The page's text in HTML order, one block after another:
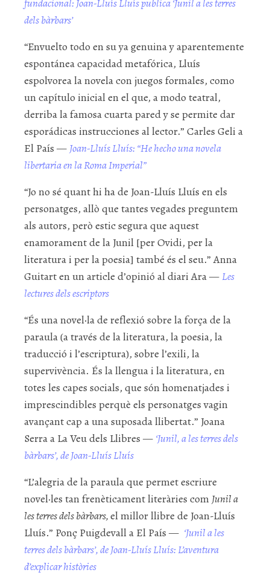
fundacional: Joan-Lluís Lluís publica ‘Junil a les terres
dels bàrbars’
“Envuelto todo en su ya genuina y aparentemente
espontánea capacidad metafórica, Lluís
espolvorea la novela con juegos formales, como
un capítulo inicial en el que, a modo teatral,
derriba la famosa cuarta pared y se permite dar
esporádicas instrucciones al lector.” Carles Geli a
El País — Joan-Lluís Lluís: “He hecho una novela
libertaria en la Roma Imperial”
“Jo no sé quant hi ha de Joan-Lluís Lluís en els
personatges, allò que tantes vegades preguntem
als autors, però estic segura que aquest
enamorament de la Junil [per Ovidi, per la
literatura i per la poesia] també és el seu.” Anna
Guitart en un article d’opinió al diari Ara — Les
lectures dels escriptors
“És una novel·la de reflexió sobre la força de la
paraula (a través de la literatura, la poesia, la
traducció i l’escriptura), sobre l’exili, la
supervivència. És la llengua i la literatura, en
totes les capes socials, que són homenatjades i
imprescindibles perquè els personatges vagin
avançant cap a una suposada llibertat.” Joana
Serra a La Veu dels Llibres — ‘Junil, a les terres dels
bàrbars’, de Joan-Lluís Lluís
“L’alegria de la paraula que permet escriure
novel·les tan frenèticament literàries com Junil a
les terres dels bàrbars,el millor llibre de Joan-Lluís
Lluís.” Ponç Puigdevall a El País — ‘Junil a les
terres dels bàrbars’, de Joan-Lluís Lluís: L’aventura
d’explicar històries